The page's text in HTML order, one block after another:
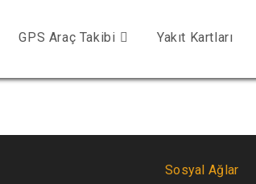
GPS Araç Takibi Yakıt Kartları
Sosyal Ağlar